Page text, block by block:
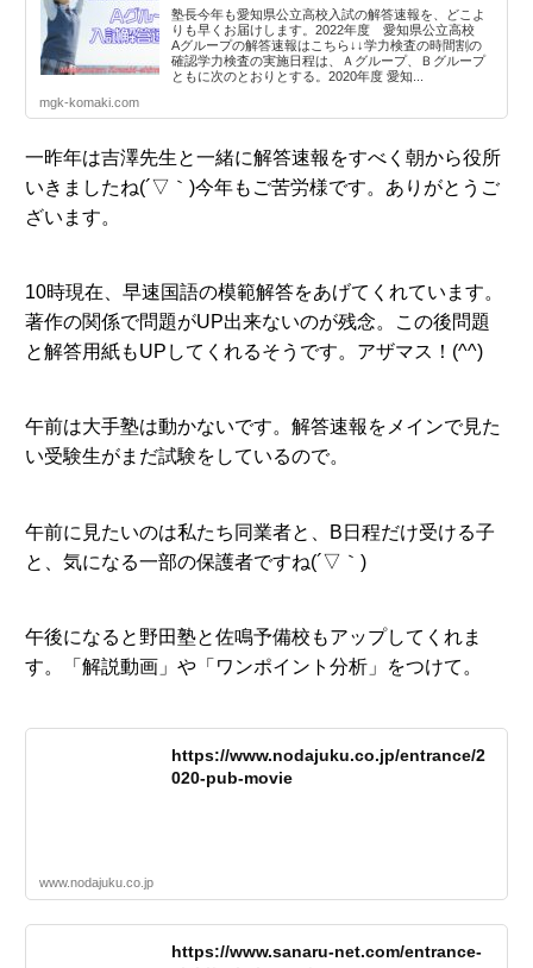
塾長今年も愛知県公立高校入試の解答速報を、どこよ
りも早くお届けします。2022年度 愛知県公立高校
Aグループの解答速報はこちら↓↓学力検査の時間割の
確認学力検査の実施日程は、Ａグループ、Ｂグループ
ともに次のとおりとする。2020年度 愛知...
mgk-komaki.com
一昨年は吉澤先生と一緒に解答速報をすべく朝から役所
いきましたね(´▽｀)今年もご苦労様です。ありがとうご
ざいます。
10時現在、早速国語の模範解答をあげてくれています。
著作の関係で問題がUP出来ないのが残念。この後問題
と解答用紙もUPしてくれるそうです。アザマス！(^^)
午前は大手塾は動かないです。解答速報をメインで見た
い受験生がまだ試験をしているので。
午前に見たいのは私たち同業者と、B日程だけ受ける子
と、気になる一部の保護者ですね(´▽｀)
午後になると野田塾と佐鳴予備校もアップしてくれま
す。「解説動画」や「ワンポイント分析」をつけて。
https://www.nodajuku.co.jp/entrance/2
020-pub-movie
www.nodajuku.co.jp
https://www.sanaru-net.com/entrance-